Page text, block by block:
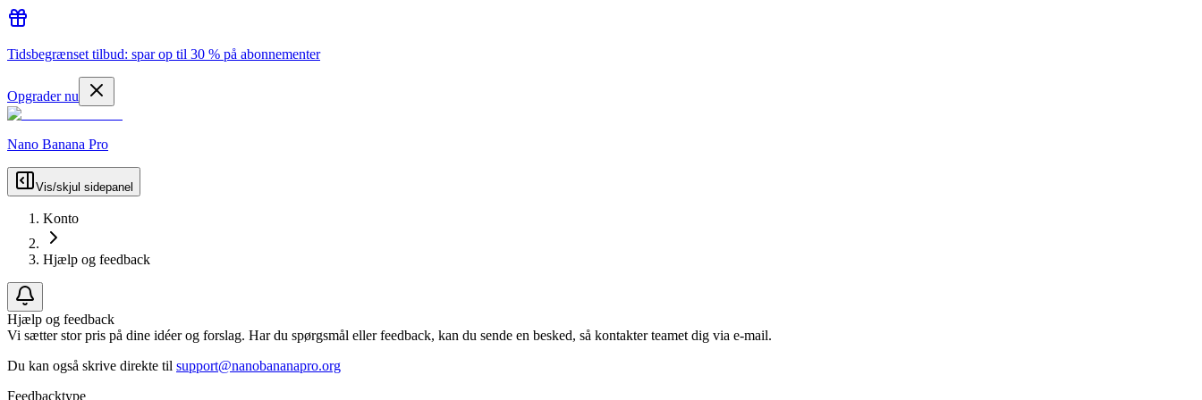
Tidsbegrænset tilbud: spar op til 30 % på abonnementer
Opgrader nu
Nano Banana Pro
Vis/skjul sidepanel
Konto
Hjælp og feedback
Hjælp og feedback
Vi sætter stor pris på dine idéer og forslag. Har du spørgsmål eller feedback, kan du sende en besked, så kontakter teamet dig via e-mail.
Du kan også skrive direkte til support@nanobananapro.org
Feedbacktype